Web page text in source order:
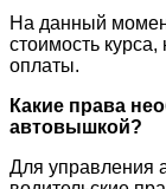
На данный
стоимость
оплаты.
Какие права
автовышкой?
Для управления